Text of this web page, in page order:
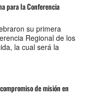
para la Conferencia
su primera
Regional de los
la cual será la
de misión en